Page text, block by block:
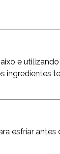
e
ingredientes
esfriar antes